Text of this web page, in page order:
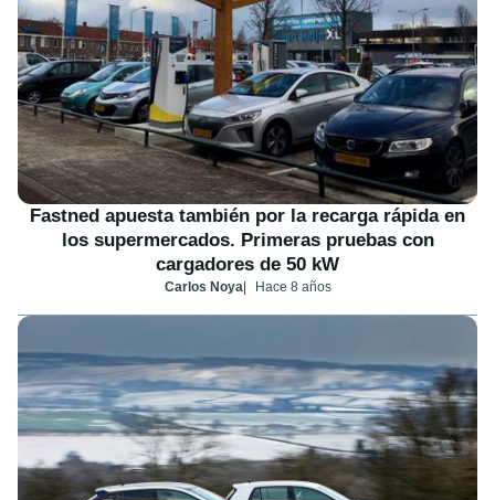
Fastned apuesta también por la recarga rápida en
los supermercados. Primeras pruebas con
cargadores de 50 kW
Carlos Noya Hace 8 años